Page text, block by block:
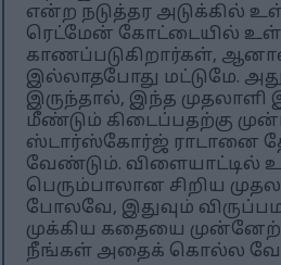
என்ற நடுத்தர அடுக்கில்
ரெட்மேன் கோட்டையில்
காணப்படுகிறார்கள்,
இல்லாதபோது மட்டுமே.
இருந்தால், இந்த
மீண்டும் கிடைப்பதற்கு
ஸ்டார்ஸ்கோர்ஜ் ராடானை
வேண்டும். விளையாட்டில்
பெரும்பாலான சிறிய
போலவே, இதுவும்
முக்கிய கதையை
நீங்கள் அதைக் கொல்ல